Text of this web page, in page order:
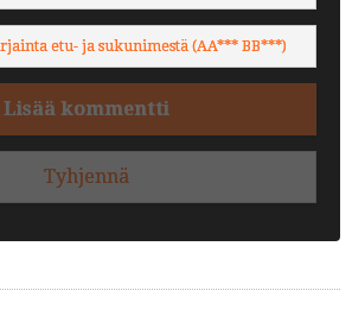
etu- ja sukunimestä (AA*** BB***)
Lisää kommentti
Tyhjennä